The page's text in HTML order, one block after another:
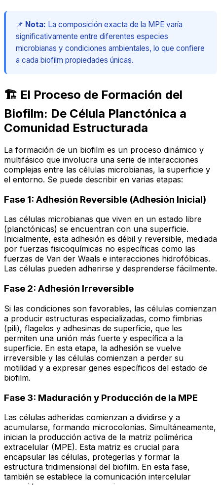
📌 Nota: La composición exacta de la MPE varía
significativamente entre diferentes especies
microbianas y condiciones ambientales, lo que confiere
a cada biofilm propiedades únicas.
🏗️ El Proceso de Formación del
Biofilm: De Célula Planctónica a
Comunidad Estructurada
La formación de un biofilm es un proceso dinámico y
multifásico que involucra una serie de interacciones
complejas entre las células microbianas, la superficie y
el entorno. Se puede describir en varias etapas:
Fase 1: Adhesión Reversible (Adhesión Inicial)
Las células microbianas que viven en un estado libre
(planctónicas) se encuentran con una superficie.
Inicialmente, esta adhesión es débil y reversible, mediada
por fuerzas fisicoquímicas no específicas como las
fuerzas de Van der Waals e interacciones hidrofóbicas.
Las células pueden adherirse y desprenderse fácilmente.
Fase 2: Adhesión Irreversible
Si las condiciones son favorables, las células comienzan
a producir estructuras especializadas, como fimbrias
(pili), flagelos y adhesinas de superficie, que les
permiten una unión más fuerte y específica a la
superficie. En esta etapa, la adhesión se vuelve
irreversible y las células comienzan a perder su
motilidad y a expresar genes específicos del estado de
biofilm.
Fase 3: Maduración y Producción de la MPE
Las células adheridas comienzan a dividirse y a
acumularse, formando microcolonias. Simultáneamente,
inician la producción activa de la matriz polimérica
extracelular (MPE). Esta matriz es crucial para
encapsular las células, protegerlas y formar la
estructura tridimensional del biofilm. En esta fase,
también se establece la comunicación intercelular